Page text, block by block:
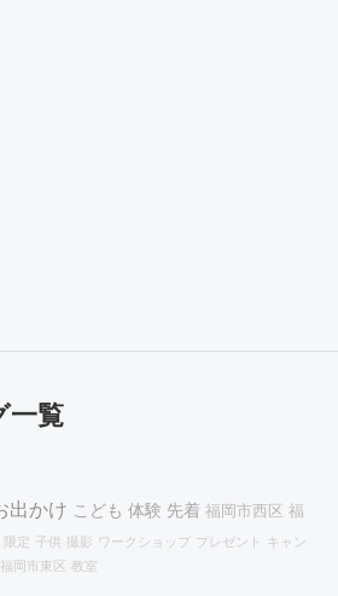
一覧
出かけ こども 体験 先着 福岡市西区 福
限定 子供 撮影 ワークショップ プレゼント キャン
福岡市東区 教室